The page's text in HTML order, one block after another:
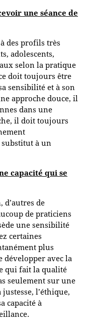
une séance de
des profils très
adolescents,
selon la pratique
doit toujours être
sensibilité et à son
approche douce, il
dans une
il doit toujours
à un
capacité qui se
d’autres de
de praticiens
une sensibilité
certaines
plus
développer avec la
qui fait la qualité
seulement sur une
l’éthique,
capacité à